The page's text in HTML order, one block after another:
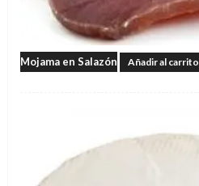
Mojama en Salazón Añadir al carrito